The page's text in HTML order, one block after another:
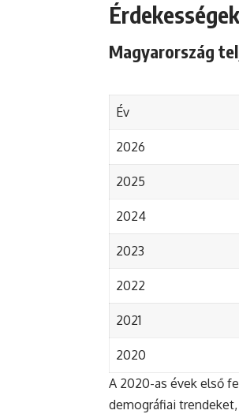
Érdekességek
Magyarország
Év
2026
2025
2024
2023
2022
2021
2020
A 2020-as évek első
demográfiai